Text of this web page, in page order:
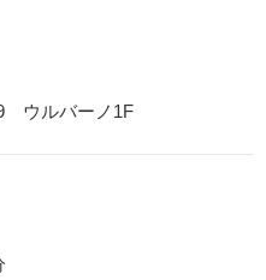
ウルバーノ1F